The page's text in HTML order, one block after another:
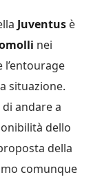
Juventus è
nei
situazione.
andare a
dello
della
comunque